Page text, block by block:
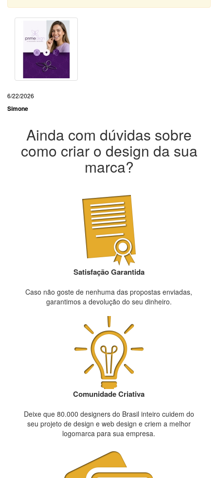
6/22/2026
Simone
Ainda com dúvidas sobre
como criar o design da sua
marca?
Satisfação Garantida
Caso não goste de nenhuma das propostas enviadas,
garantimos a devolução do seu dinheiro.
Comunidade Criativa
Deixe que 80.000 designers do Brasil inteiro cuidem do
seu projeto de design e web design e criem a melhor
logomarca para sua empresa.